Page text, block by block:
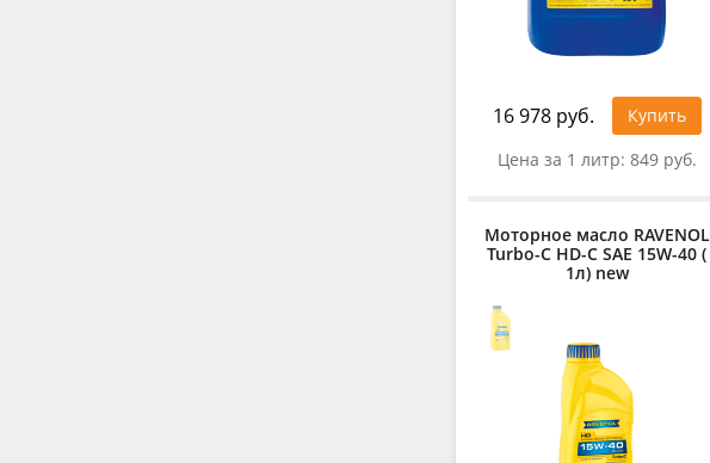
16 978 руб.
Купить
Цена за 1 литр: 849 руб.
Моторное масло RAVENOL
Turbo-C HD-C SAE 15W-40 (
1л) new